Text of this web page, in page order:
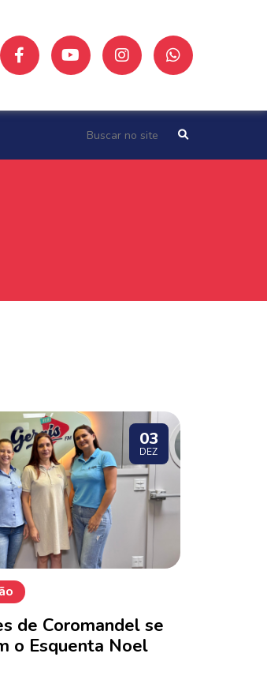
03
DEZ
de Coromandel se
o Esquenta Noel